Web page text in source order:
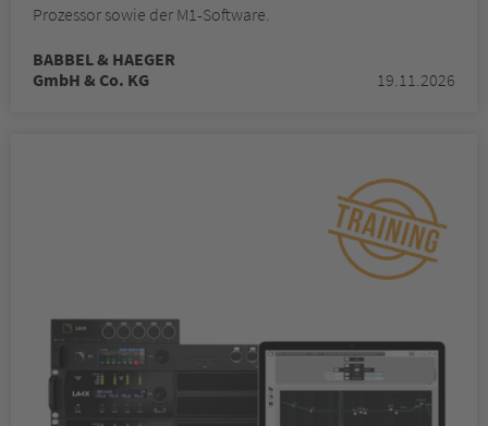
Prozessor sowie der M1-Software.
BABBEL & HAEGER
GmbH & Co. KG
19.11.2026